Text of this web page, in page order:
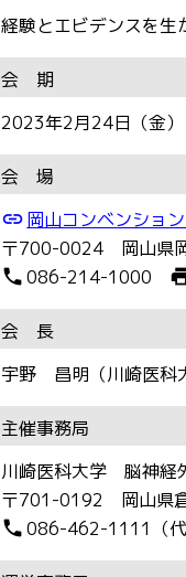
経験とエビデンスを生
会 期
2023年2月24日（金
会 場
link岡山コンベンショ
〒700-0024 岡山県
phone 086-214-1000
会 長
宇野 昌明（川崎医科
主催事務局
川崎医科大学 脳神経
〒701-0192 岡山県
phone 086-462-1111（